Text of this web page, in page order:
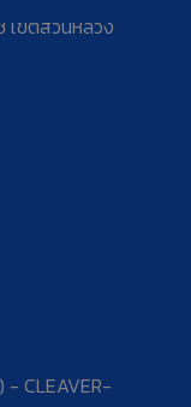
เขตสวนหลวง
- CLEAVER-